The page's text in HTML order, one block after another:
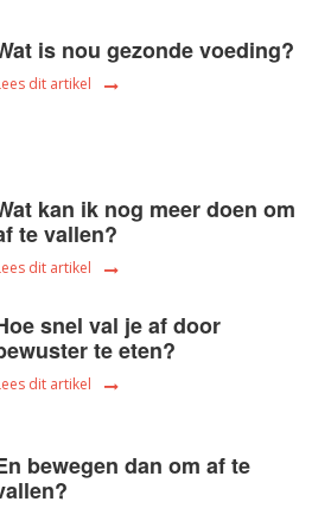
is nou gezonde voeding?
dit artikel
kan ik nog meer doen om
te vallen?
dit artikel
snel val je af door
te eten?
dit artikel
bewegen dan om af te